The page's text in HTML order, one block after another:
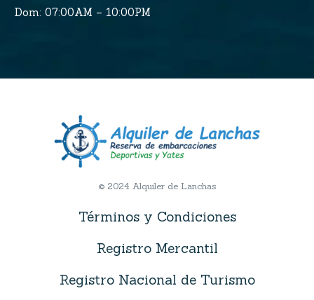
Dom: 07:00AM – 10:00PM
© 2024 Alquiler de Lanchas
Términos y Condiciones
Registro Mercantil
Registro Nacional de Turismo